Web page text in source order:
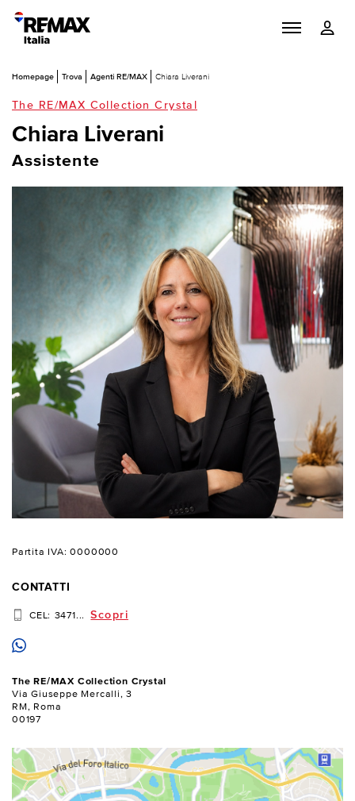
Homepage Trova Agenti RE/MAX Chiara Liverani
The RE/MAX Collection Crystal
Chiara Liverani
Assistente
Partita IVA: 0000000
CONTATTI
CEL: 3471... Scopri
The RE/MAX Collection Crystal
Via Giuseppe Mercalli, 3
RM, Roma
00197